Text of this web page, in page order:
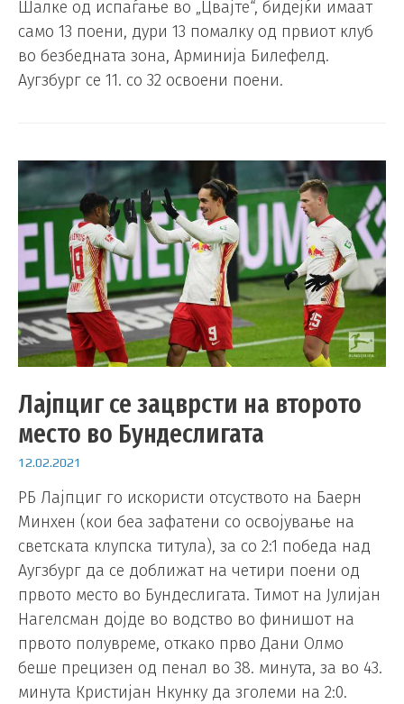
Шалке од испаѓање во „Цвајте“, бидејќи имаат
само 13 поени, дури 13 помалку од првиот клуб
во безбедната зона, Арминија Билефелд.
Аугзбург се 11. со 32 освоени поени.
Лајпциг се зацврсти на второто
место во Бундеслигата
12.02.2021
РБ Лајпциг го искористи отсуството на Баерн
Минхен (кои беа зафатени со освојување на
светската клупска титула), за со 2:1 победа над
Аугзбург да се доближат на четири поени од
првото место во Бундеслигата. Тимот на Јулијан
Нагелсман дојде во водство во финишот на
првото полувреме, откако прво Дани Олмо
беше прецизен од пенал во 38. минута, за во 43.
минута Кристијан Нкунку да зголеми на 2:0.